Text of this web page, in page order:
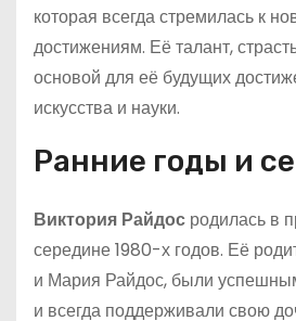
которая всегда стремилась к
достижениям. Её талант,
основой для её будущих
искусства и науки.
Ранние годы и
Виктория Райдос родилась в
середине 1980-х годов. Её
и Мария Райдос, были
и всегда поддерживали свою